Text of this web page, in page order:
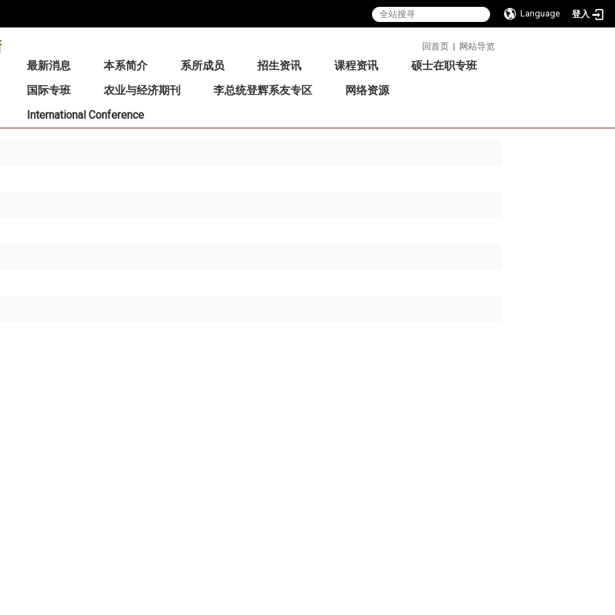
Language 登入
回首页 | 网站导览
最新消息 本系简介 系所成员 招生资讯 课程资讯
硕士在职专班
国际专班
农业与经济期刊 李总统登辉系友专区
网络资源
International Conference